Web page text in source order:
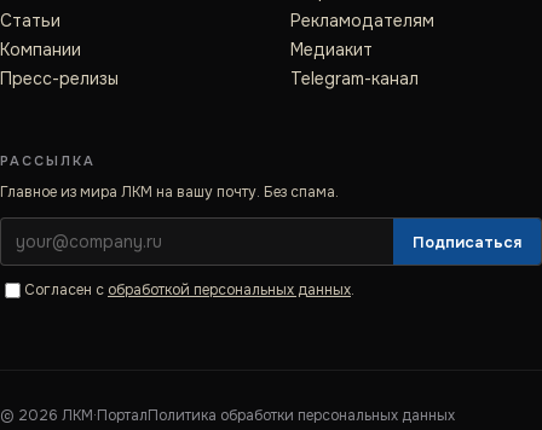
Статьи
Компании
Пресс-релизы
Рекламодателям
Медиакит
Telegram-канал
РАССЫЛКА
Главное из мира ЛКМ на вашу почту. Без спама.
Подписаться
Согласен с обработкой персональных данных.
© 2026 ЛКМ·ПорталПолитика обработки персональных данных